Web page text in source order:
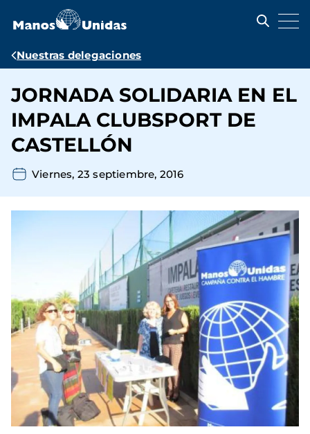
contenido
Ruta
navegación
Nuestras delegaciones
JORNADA SOLIDARIA EN EL
IMPALA CLUBSPORT DE
CASTELLÓN
Viernes, 23 septiembre, 2016